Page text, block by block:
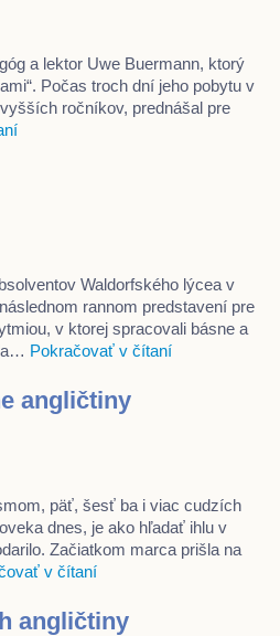
a lektor Uwe Buermann, ktorý
Počas troch dní jeho pobytu v
ročníkov, prednášal pre
Waldorfského lýcea v
rannom predstavení pre
v ktorej spracovali básne a
Pokračovať v čítaní
angličtiny
päť, šesť ba i viac cudzích
dnes, je ako hľadať ihlu v
Začiatkom marca prišla na
v čítaní
angličtiny